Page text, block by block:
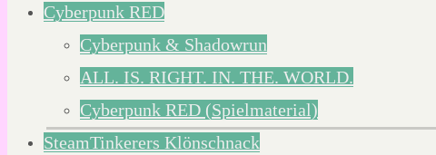
Cyberpunk RED
Cyberpunk & Shadowrun
ALL. IS. RIGHT. IN. THE. WORLD.
Cyberpunk RED (Spielmaterial)
SteamTinkerers Klönschnack